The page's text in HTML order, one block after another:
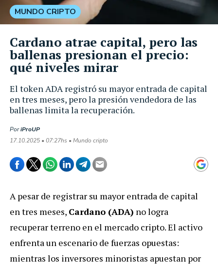
El token ADA registró su mayor entrada de capital
en tres meses, pero la presión vendedora de las
ballenas limita la recuperación.
PoriProUP
17.10.2025 • 07:27hs • Mundo cripto
MUNDO CRIPTO
Cardano atrae capital, pero las
ballenas presionan el precio:
qué niveles mirar
A pesar de registrar su mayor entrada de capital
en tres meses, Cardano (ADA) no logra
recuperar terreno en el mercado cripto. El activo
enfrenta un escenario de fuerzas opuestas:
mientras los inversores minoristas apuestan por